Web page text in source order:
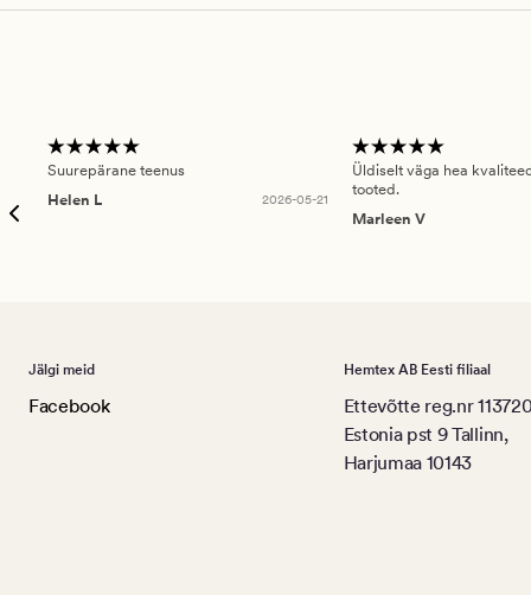
Suurepärane teenus
Helen L
2026-05-21
Üldiselt väga hea
tooted.
Marleen V
Jälgi meid
Facebook
Hemtex AB Eesti filiaal
Ettevõtte reg.nr
Estonia pst 9 Tallinn,
Harjumaa 10143